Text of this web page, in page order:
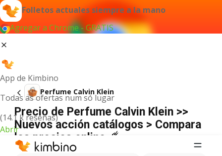
Folletos actuales siempre a la mano
Agregar a Chrome - GRATIS
App de Kimbino
Todas as ofertas num só lugar
(14.1 k reseñas)
Abrir
Perfume Calvin Klein
Precio de Perfume Calvin Klein >>
Nuevos acción catálogos > Compara
los precios online ☄️
No hemos encontrado resultados para este